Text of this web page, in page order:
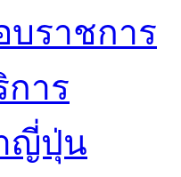
ราชการ
าร
ญี่ปุ่น